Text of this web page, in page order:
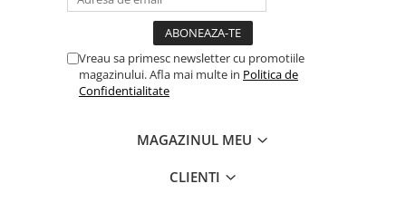
Vreau sa primesc newsletter cu promotiile
magazinului. Afla mai multe in Politica de
Confidentialitate
MAGAZINUL MEU
CLIENTI